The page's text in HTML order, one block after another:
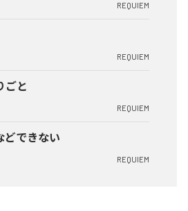
REQUIEM
REQUIEM
ごと
REQUIEM
どできない
REQUIEM